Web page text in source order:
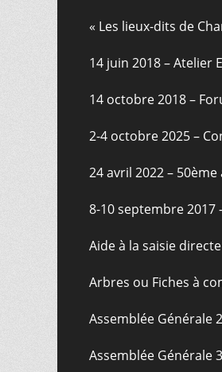
de
page
contenu
« Les lieux-dits de
14 juin 2018 – Atelier
14 octobre 2018 –
2-4 octobre 2025 –
24 avril 2022 –
8-10 septembre 2017
Aide à la saisie
Arbres ou Fiches à
Assemblée Générale
Assemblée Générale